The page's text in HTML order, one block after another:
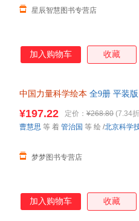
星辰智慧图书专营店
加入购物车 收藏
中国力量科学绘本 全9册 平装
¥197.22 定价： ¥268.80 (7.34
梦梦图书专营店
曹慧思 等 着 管治国 等 绘 /北京科学
加入购物车 收藏